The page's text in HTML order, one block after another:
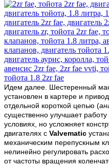
Идем далее. Шестеренный
установлен в картере и
отдельной короткой цепью (
существенно улучшает
условиях, но усложняет
двигателях с Valvematic
механическим перепускным
нелинейно регулировать
от частоты вращения